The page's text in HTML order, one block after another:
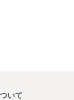
いて